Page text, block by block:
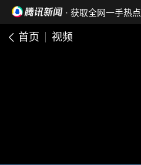
· 获取全网一手热点
首页 视频